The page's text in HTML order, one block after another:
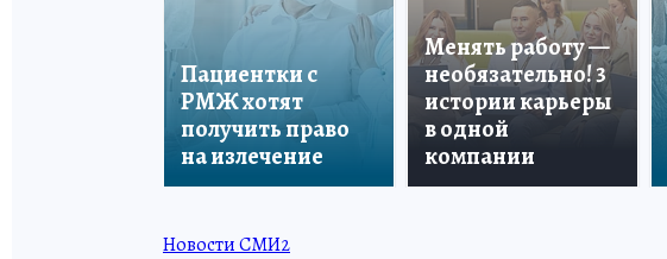
Пациентки с
РМЖ хотят
получить право
на излечение
Менять работу —
необязательно! 3
истории карьеры
в одной
компании
Новости СМИ2